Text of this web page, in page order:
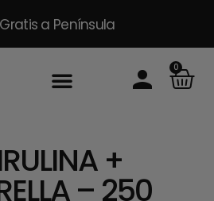
a Península
0
+
– 250